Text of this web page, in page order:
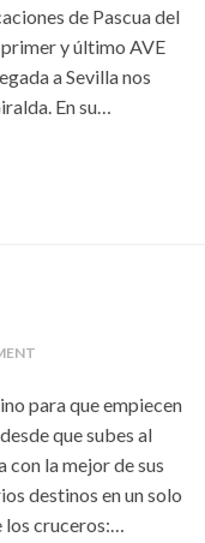
de Pascua del
y último AVE
a Sevilla nos
En su…
para que empiecen
que subes al
la mejor de sus
destinos en un solo
los cruceros:…